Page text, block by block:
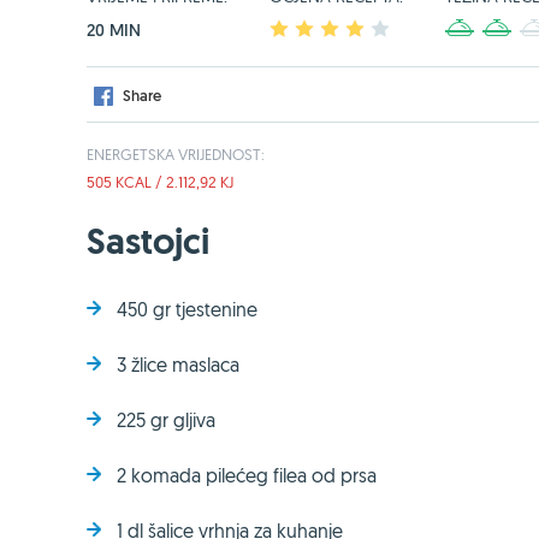
20 MIN
2 3 4
Share
ENERGETSKA VRIJEDNOST:
505 KCAL / 2.112,92 KJ
Sastojci
450 gr tjestenine
3 žlice maslaca
225 gr gljiva
2 komada pilećeg filea od prsa
1 dl šalice vrhnja za kuhanje